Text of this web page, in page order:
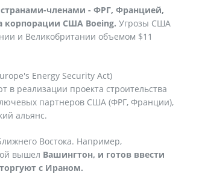
членами - ФРГ, Францией,
корпорации США Boeing. Угрозы США
и Великобритании объемом $11
Energy Security Act)
в реализации проекта строительства
партнеров США (ФРГ, Франции),
альянс.
Востока. Например,
вышел Вашингтон, и готов ввести
с Ираном.